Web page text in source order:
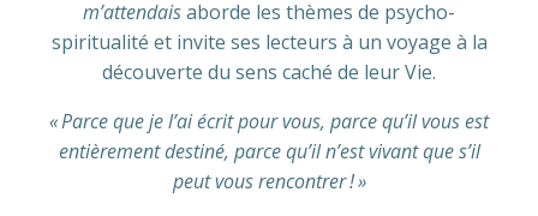
m’attendaisaborde les thèmes de psycho-
spiritualité et invite ses lecteurs à un voyage à la
découverte du sens caché de leur Vie.
« Parce que je l’ai écrit pour vous, parce qu’il vous est
entièrement destiné, parce qu’il n’est vivant que s’il
peut vous rencontrer ! »